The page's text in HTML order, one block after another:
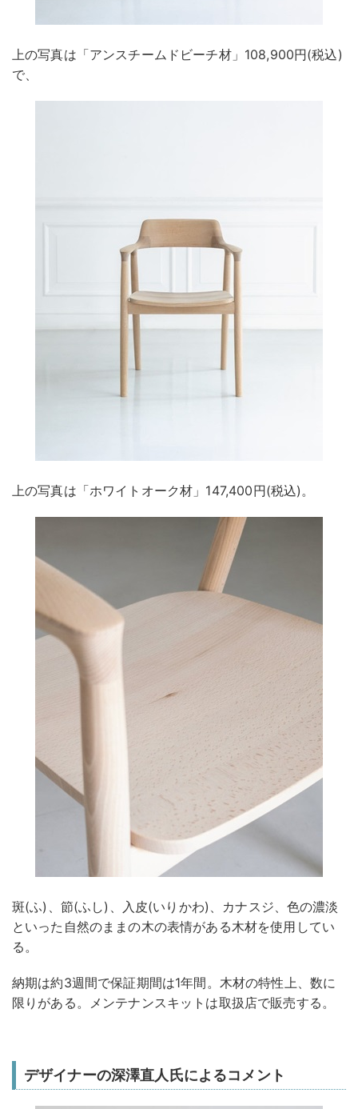
上の写真は「アンスチームドビーチ材」108,900円(税込)
で、
上の写真は「ホワイトオーク材」147,400円(税込)。
斑(ふ)、節(ふし)、入皮(いりかわ)、カナスジ、色の濃淡
といった自然のままの木の表情がある木材を使用してい
る。
納期は約3週間で保証期間は1年間。木材の特性上、数に
限りがある。メンテナンスキットは取扱店で販売する。
デザイナーの深澤直人氏によるコメント